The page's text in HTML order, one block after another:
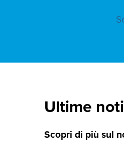
Ultime
Scopri di più sul